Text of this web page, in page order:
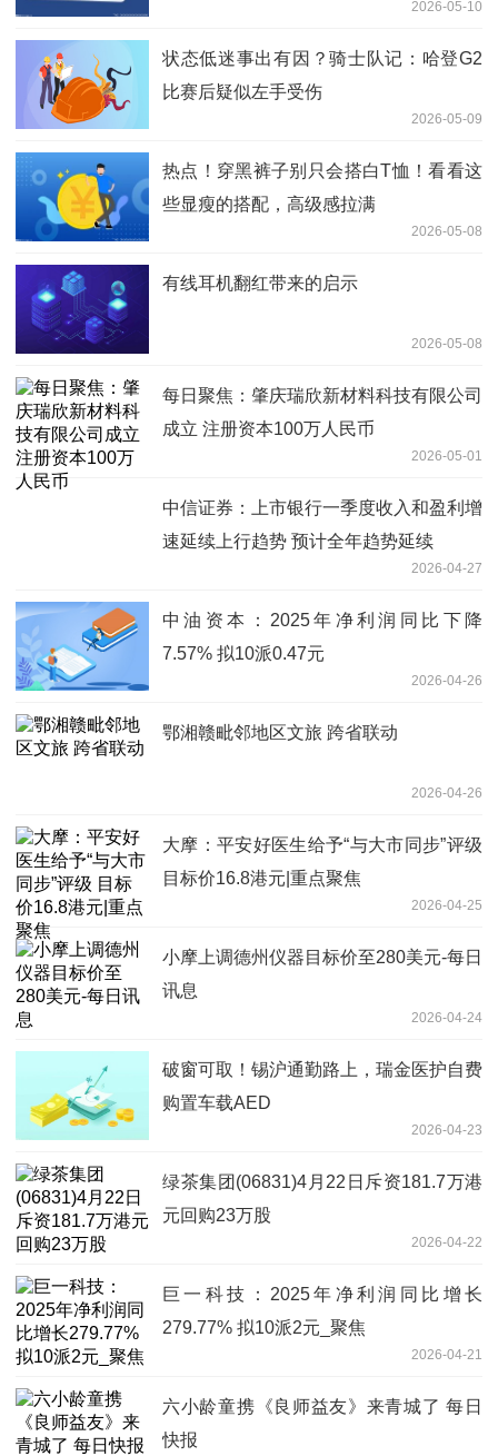
2026-05-10
状态低迷事出有因？骑士队记：哈登G2
比赛后疑似左手受伤
2026-05-09
热点！穿黑裤子别只会搭白T恤！看看这
些显瘦的搭配，高级感拉满
2026-05-08
有线耳机翻红带来的启示
2026-05-08
每日聚焦：肇庆瑞欣新材料科技有限公司
成立 注册资本100万人民币
2026-05-01
中信证券：上市银行一季度收入和盈利增
速延续上行趋势 预计全年趋势延续
2026-04-27
中油资本：2025年净利润同比下降
7.57% 拟10派0.47元
2026-04-26
鄂湘赣毗邻地区文旅 跨省联动
2026-04-26
大摩：平安好医生给予“与大市同步”评级
目标价16.8港元|重点聚焦
2026-04-25
小摩上调德州仪器目标价至280美元-每日
讯息
2026-04-24
破窗可取！锡沪通勤路上，瑞金医护自费
购置车载AED
2026-04-23
绿茶集团(06831)4月22日斥资181.7万港
元回购23万股
2026-04-22
巨一科技：2025年净利润同比增长
279.77% 拟10派2元_聚焦
2026-04-21
六小龄童携《良师益友》来青城了 每日
快报